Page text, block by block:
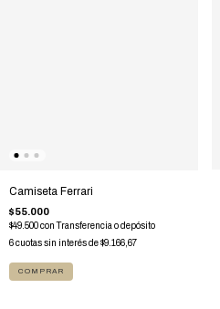
Camiseta Ferrari
$55.000
$49.500con Transferencia o depósito
6cuotas sin interés de$9.166,67
COMPRAR